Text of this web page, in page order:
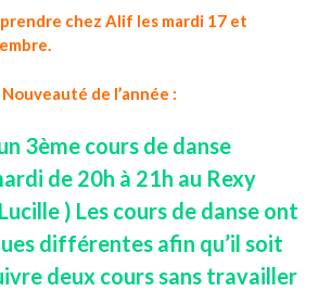
chez Alif les mardi 17 et
Nouveauté de l’année :
3ème cours de danse
de 20h à 21h au Rexy
) Les cours de danse ont
différentes afin qu’il soit
deux cours sans travailler